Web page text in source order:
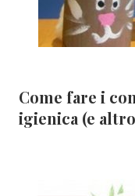
Come fare i
igienica (e